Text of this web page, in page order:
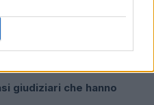
giudiziari che hanno